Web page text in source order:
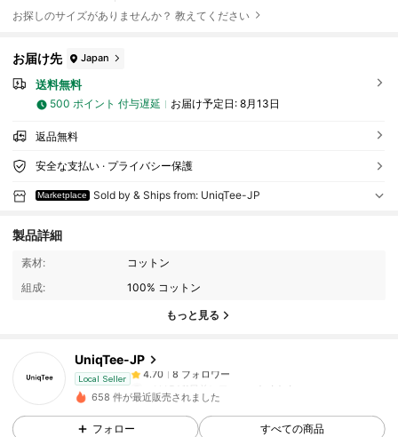
お探しのサイズがありませんか？ 教えてください
お届け先 Japan
送料無料
500 ポイント 付与遅延 お届け予定日: 8月13日
返品無料
安全な支払い · プライバシー保護
Marketplace Sold by & Ships from: UniqTee-JP
製品詳細
素材:
コットン
組成:
100% コットン
もっと見る
UniqTee-JP
Local Seller
4.70
y***5が1日前 にフォローしました
4.70
8 フォロワー
8 フォロワー
658 件が最近販売されました
フォロー すべての商品